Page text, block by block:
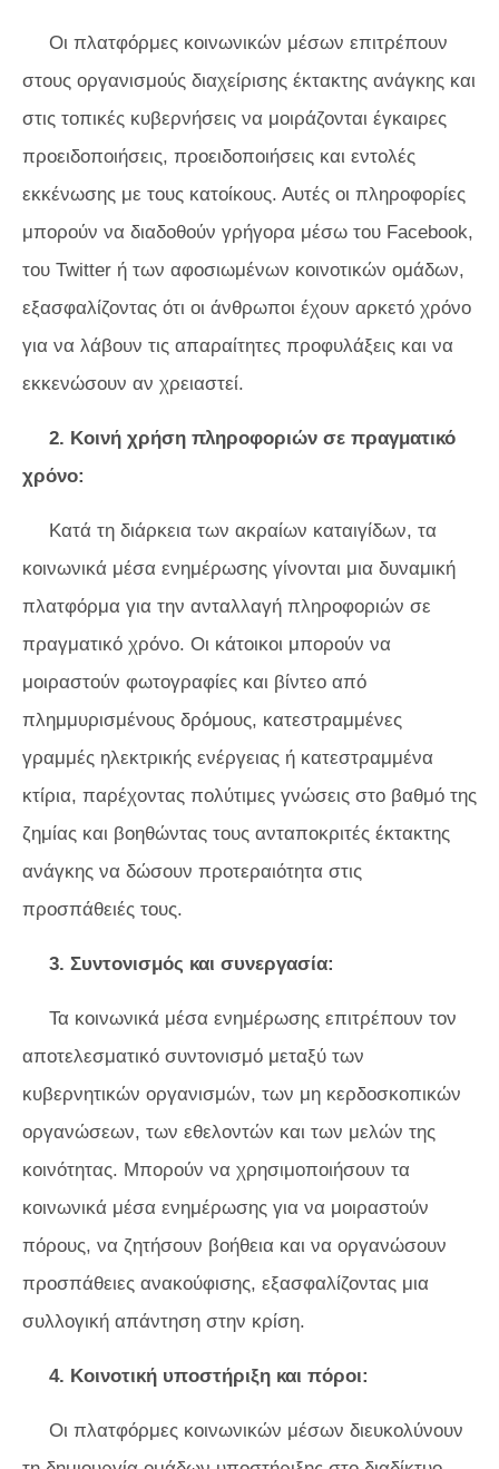
Οι πλατφόρμες κοινωνικών μέσων επιτρέπουν
στους οργανισμούς διαχείρισης έκτακτης ανάγκης και
στις τοπικές κυβερνήσεις να μοιράζονται έγκαιρες
προειδοποιήσεις, προειδοποιήσεις και εντολές
εκκένωσης με τους κατοίκους. Αυτές οι πληροφορίες
μπορούν να διαδοθούν γρήγορα μέσω του Facebook,
του Twitter ή των αφοσιωμένων κοινοτικών ομάδων,
εξασφαλίζοντας ότι οι άνθρωποι έχουν αρκετό χρόνο
για να λάβουν τις απαραίτητες προφυλάξεις και να
εκκενώσουν αν χρειαστεί.
2. Κοινή χρήση πληροφοριών σε πραγματικό
χρόνο:
Κατά τη διάρκεια των ακραίων καταιγίδων, τα
κοινωνικά μέσα ενημέρωσης γίνονται μια δυναμική
πλατφόρμα για την ανταλλαγή πληροφοριών σε
πραγματικό χρόνο. Οι κάτοικοι μπορούν να
μοιραστούν φωτογραφίες και βίντεο από
πλημμυρισμένους δρόμους, κατεστραμμένες
γραμμές ηλεκτρικής ενέργειας ή κατεστραμμένα
κτίρια, παρέχοντας πολύτιμες γνώσεις στο βαθμό της
ζημίας και βοηθώντας τους ανταποκριτές έκτακτης
ανάγκης να δώσουν προτεραιότητα στις
προσπάθειές τους.
3. Συντονισμός και συνεργασία:
Τα κοινωνικά μέσα ενημέρωσης επιτρέπουν τον
αποτελεσματικό συντονισμό μεταξύ των
κυβερνητικών οργανισμών, των μη κερδοσκοπικών
οργανώσεων, των εθελοντών και των μελών της
κοινότητας. Μπορούν να χρησιμοποιήσουν τα
κοινωνικά μέσα ενημέρωσης για να μοιραστούν
πόρους, να ζητήσουν βοήθεια και να οργανώσουν
προσπάθειες ανακούφισης, εξασφαλίζοντας μια
συλλογική απάντηση στην κρίση.
4. Κοινοτική υποστήριξη και πόροι:
Οι πλατφόρμες κοινωνικών μέσων διευκολύνουν